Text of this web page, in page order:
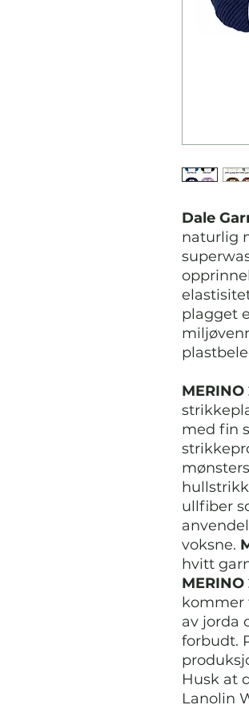
Dale
naturlig
plagget
MERINO
med fin
ullfiber
voksne.
hvitt
MERINO
kommer
av jorda
forbudt.
Husk at
Lanolin